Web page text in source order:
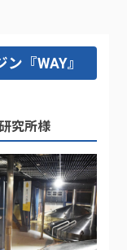
『WAY』
究所様